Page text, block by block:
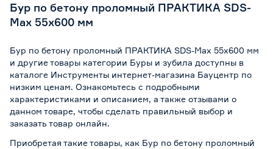
Бур по бетону проломный ПРАКТИКА SDS-
Max 55х600 мм
Бур по бетону проломный ПРАКТИКА SDS-Max 55х600 мм
и другие товары категории Буры и зубила доступны в
каталоге Инструменты интернет-магазина Бауцентр по
низким ценам. Ознакомьтесь с подробными
характеристиками и описанием, а также отзывами о
данном товаре, чтобы сделать правильный выбор и
заказать товар онлайн.
Приобретая такие товары, как Бур по бетону проломный